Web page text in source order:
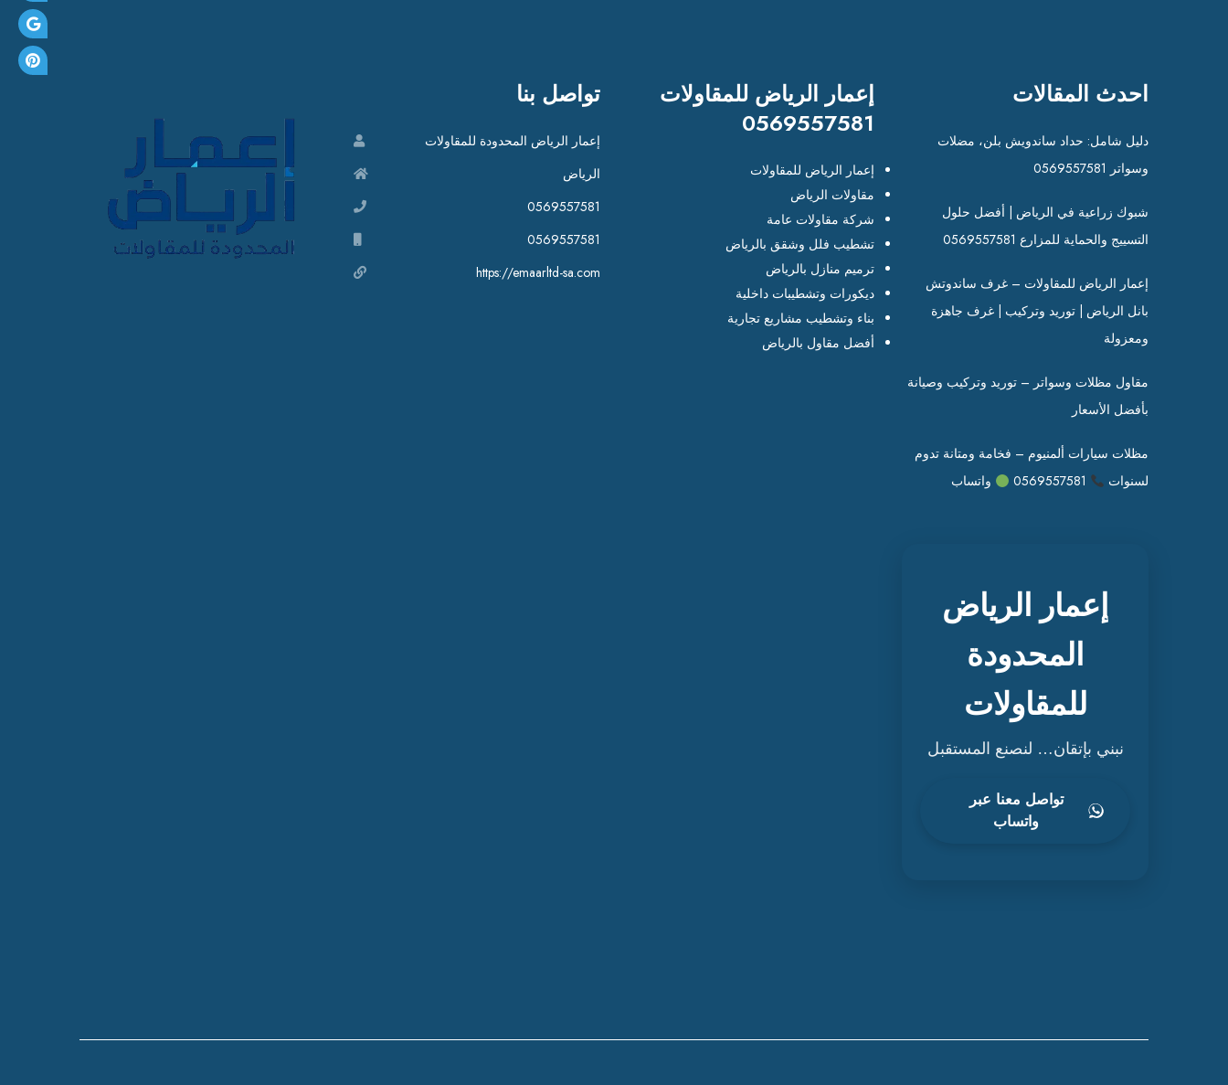
احدث المقالات
دليل شامل: حداد ساندويش بلن، مضلات
وسواتر 0569557581
شبوك زراعية في الرياض | أفضل حلول
التسييج والحماية للمزارع 0569557581
إعمار الرياض للمقاولات – غرف ساندوتش
بانل الرياض | توريد وتركيب | غرف جاهزة
ومعزولة
مقاول مظلات وسواتر – توريد وتركيب وصيانة
بأفضل الأسعار
مظلات سيارات ألمنيوم – فخامة ومتانة تدوم
لسنوات
واتساب
إعمار الرياض
المحدودة
للمقاولات
نبني بإتقان… لنصنع المستقبل
تواصل معنا عبر
واتساب
إعمار الرياض للمقاولات
0569557581
إعمار الرياض للمقاولات
مقاولات الرياض
شركة مقاولات عامة
تشطيب فلل وشقق بالرياض
ترميم منازل بالرياض
ديكورات وتشطيبات داخلية
بناء وتشطيب مشاريع تجارية
أفضل مقاول بالرياض
تواصل بنا
إعمار الرياض المحدودة للمقاولات
الرياض
0569557581
0569557581
https://emaarltd-sa.com